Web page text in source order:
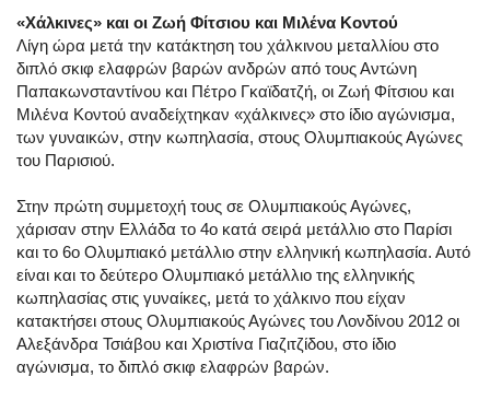
«Χάλκινες» και οι Ζωή Φίτσιου και Μιλένα Κοντού
Λίγη ώρα μετά την κατάκτηση του χάλκινου μεταλλίου στο
διπλό σκιφ ελαφρών βαρών ανδρών από τους Αντώνη
Παπακωνσταντίνου και Πέτρο Γκαϊδατζή, οι Ζωή Φίτσιου και
Μιλένα Κοντού αναδείχτηκαν «χάλκινες» στο ίδιο αγώνισμα,
των γυναικών, στην κωπηλασία, στους Ολυμπιακούς Αγώνες
του Παρισιού.
Στην πρώτη συμμετοχή τους σε Ολυμπιακούς Αγώνες,
χάρισαν στην Ελλάδα το 4ο κατά σειρά μετάλλιο στο Παρίσι
και το 6o Ολυμπιακό μετάλλιο στην ελληνική κωπηλασία. Αυτό
είναι και το δεύτερο Ολυμπιακό μετάλλιο της ελληνικής
κωπηλασίας στις γυναίκες, μετά το χάλκινο που είχαν
κατακτήσει στους Ολυμπιακούς Αγώνες του Λονδίνου 2012 οι
Αλεξάνδρα Τσιάβου και Χριστίνα Γιαζιτζίδου, στο ίδιο
αγώνισμα, το διπλό σκιφ ελαφρών βαρών.